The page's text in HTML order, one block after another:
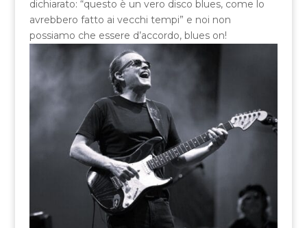
dichiarato: “questo è un vero disco blues, come lo
avrebbero fatto ai vecchi tempi” e noi non
possiamo che essere d’accordo, blues on!